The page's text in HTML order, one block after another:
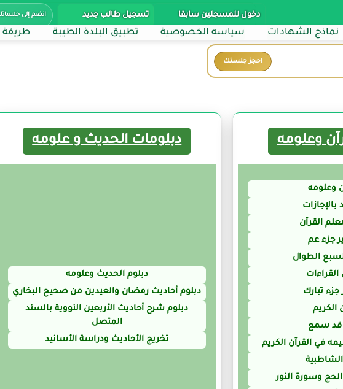
دخول للمسجلين سابقا تسجيل طالب جديد انضم إلى
نماذج الشهادات سياسه الخصوصية تطبيق البلدة الطيبة طريقة
احجز جلستك
وعلومه
وعلومه
بالإجازات
القرآن
جزء عم
الطوال
تبارك
الكريم
قد سمع
في القرآن الكريم
وسورة النور
دبلومات الحديث و علومه
دبلوم الحديث وعلومه
دبلوم أحاديث رمضان والعيدين من صحيح البخاري
دبلوم شرح أحاديث الأربعين النووية بالسند
المتصل
تخريج الأحاديث ودراسة الأسانيد